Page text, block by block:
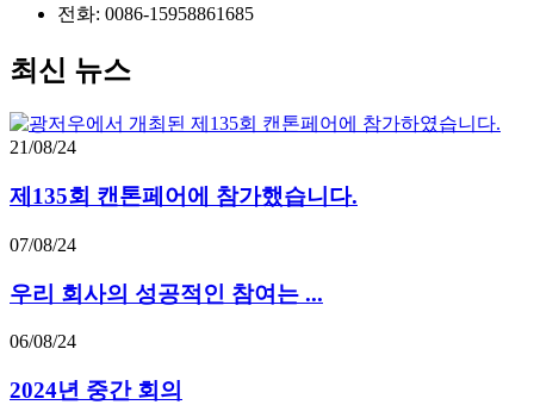
전화: 0086-15958861685
최신 뉴스
21/08/24
제135회 캔톤페어에 참가했습니다.
07/08/24
우리 회사의 성공적인 참여는 ...
06/08/24
2024년 중간 회의